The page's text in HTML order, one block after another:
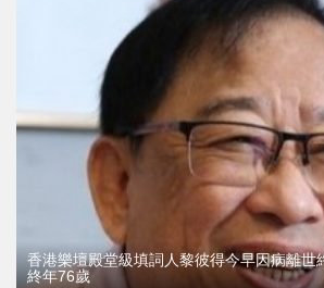
香港樂壇殿堂級填詞人黎彼得今早因病離世
終年76歲